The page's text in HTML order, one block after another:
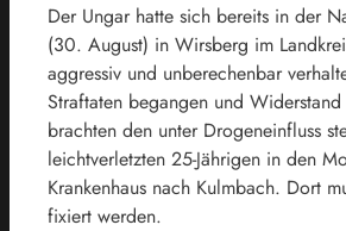
Der Ungar hatte sich bereits in der
(30. August) in Wirsberg im
aggressiv und unberechenbar
Straftaten begangen und
brachten den unter Drogeneinfluss
leichtverletzten 25-Jährigen in den
Krankenhaus nach Kulmbach. Dort
fixiert werden.